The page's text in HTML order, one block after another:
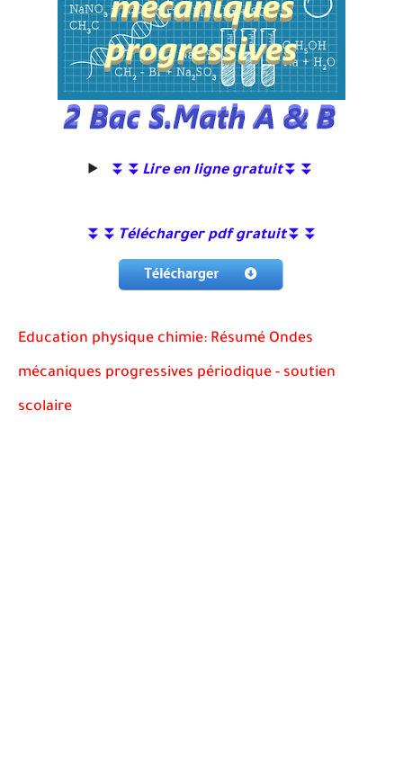
⏬⏬ Lire en ligne gratuit⏬⏬
⏬⏬ Télécharger pdf gratuit⏬⏬
Education physique chimie: Résumé Ondes
mécaniques progressives périodique - soutien
scolaire